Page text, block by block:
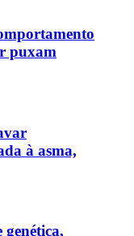
puxam
à asma,
genética,